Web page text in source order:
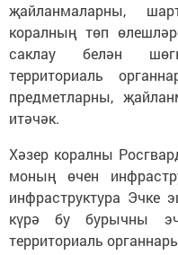
җайланмаларны,
коралның төп
саклау белән
территориаль
предметларны,
итәчәк.
Хәзер коралны
моның өчен
инфраструктура Эчке
күрә бу бурычны
территориаль